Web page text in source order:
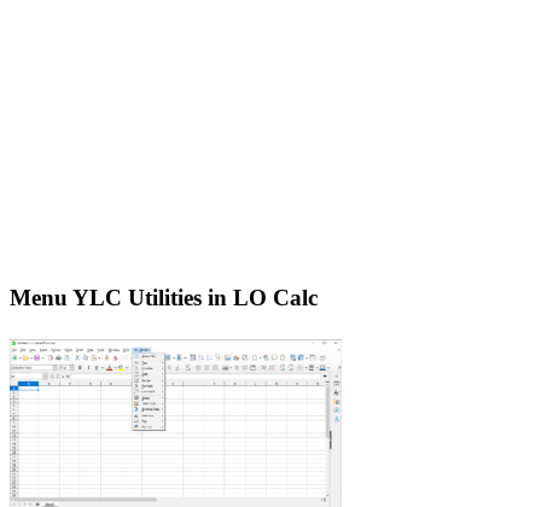
Menu YLC Utilities in LO Calc